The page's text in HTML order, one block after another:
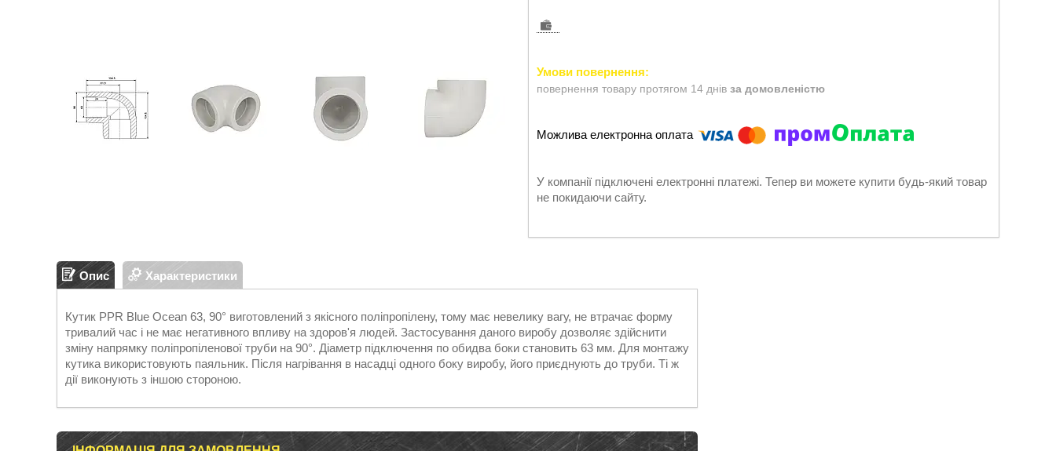
повернення товару протягом 14 днів за домовленістю
У компанії підключені електронні платежі. Тепер ви можете купити будь-який товар
не покидаючи сайту.
Опис Характеристики
Кутик PPR Blue Ocean 63, 90° виготовлений з якісного поліпропілену, тому має невелику вагу, не втрачає форму
тривалий час і не має негативного впливу на здоров'я людей. Застосування даного виробу дозволяє здійснити
зміну напрямку поліпропіленової труби на 90°. Діаметр підключення по обидва боки становить 63 мм. Для монтажу
кутика використовують паяльник. Після нагрівання в насадці одного боку виробу, його приєднують до труби. Ті ж
дії виконують з іншою стороною.